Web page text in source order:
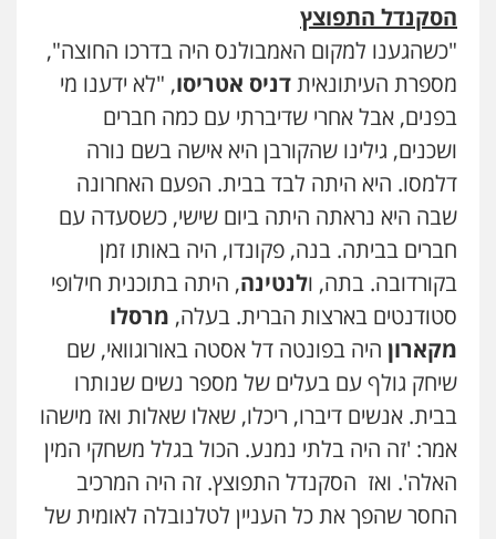
הסקנדל התפוצץ
"כשהגענו למקום האמבולנס היה בדרכו החוצה",
מספרת העיתונאיתדניס אטריסו, "לא ידענו מי
בפנים, אבל אחרי שדיברתי עם כמה חברים
ושכנים, גילינו שהקורבן היא אישה בשם נורה
דלמסו. היא היתה לבד בבית. הפעם האחרונה
שבה היא נראתה היתה ביום שישי, כשסעדה עם
חברים בביתה. בנה, פקונדו, היה באותו זמן
בקורדובה. בתה, ולנטינה, היתה בתוכנית חילופי
סטודנטים בארצות הברית. בעלה, מרסלו
מקארון היה בפונטה דל אסטה באורוגוואי, שם
שיחק גולף עם בעלים של מספר נשים שנותרו
בבית. אנשים דיברו, ריכלו, שאלו שאלות ואז מישהו
אמר: 'זה היה בלתי נמנע. הכול בגלל משחקי המין
האלה'. ואז הסקנדל התפוצץ. זה היה המרכיב
החסר שהפך את כל העניין לטלנובלה לאומית של